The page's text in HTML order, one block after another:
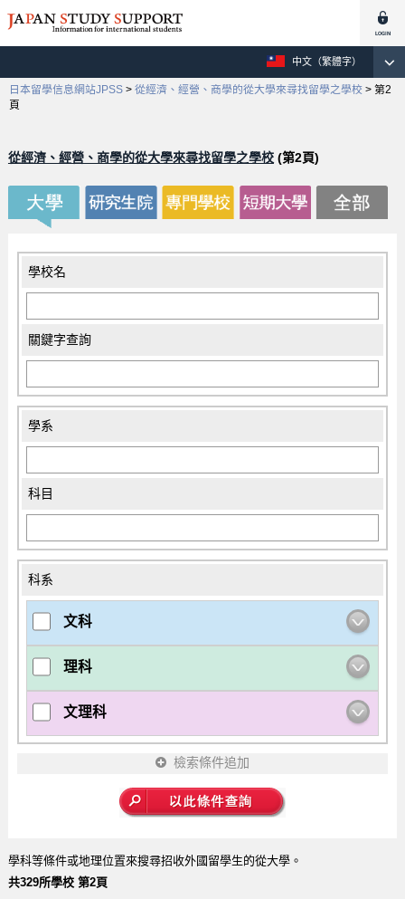
中文（繁體字）
日本留學信息網站JPSS > 從經濟、經營、商學的從大學來尋找留學之學校 > 第2
頁
從經濟、經營、商學的從大學來尋找留學之學校(第2頁)
學校名
關鍵字查詢
學系
科目
科系
文科
理科
文理科
檢索條件追加
學科等條件或地理位置來搜尋招收外國留學生的從大學。
共329所學校 第2頁